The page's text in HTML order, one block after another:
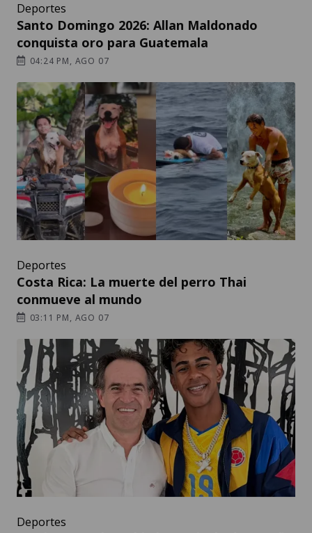
Deportes
Santo Domingo 2026: Allan Maldonado
conquista oro para Guatemala
04:24 PM, AGO 07
Deportes
Costa Rica: La muerte del perro Thai
conmueve al mundo
03:11 PM, AGO 07
Deportes